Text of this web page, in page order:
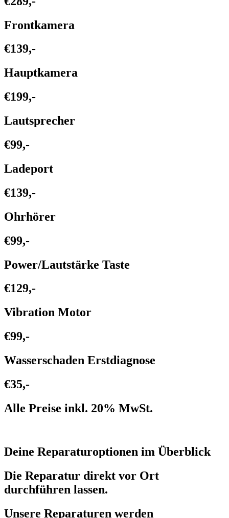
Frontkamera
€139,-
Hauptkamera
€199,-
Lautsprecher
€99,-
Ladeport
€139,-
Ohrhörer
€99,-
Power/Lautstärke Taste
€129,-
Vibration Motor
€99,-
Wasserschaden Erstdiagnose
€35,-
Alle Preise inkl. 20% MwSt.
Deine Reparaturoptionen im Überblick
Die Reparatur direkt vor Ort
durchführen lassen.
Unsere Reparaturen werden